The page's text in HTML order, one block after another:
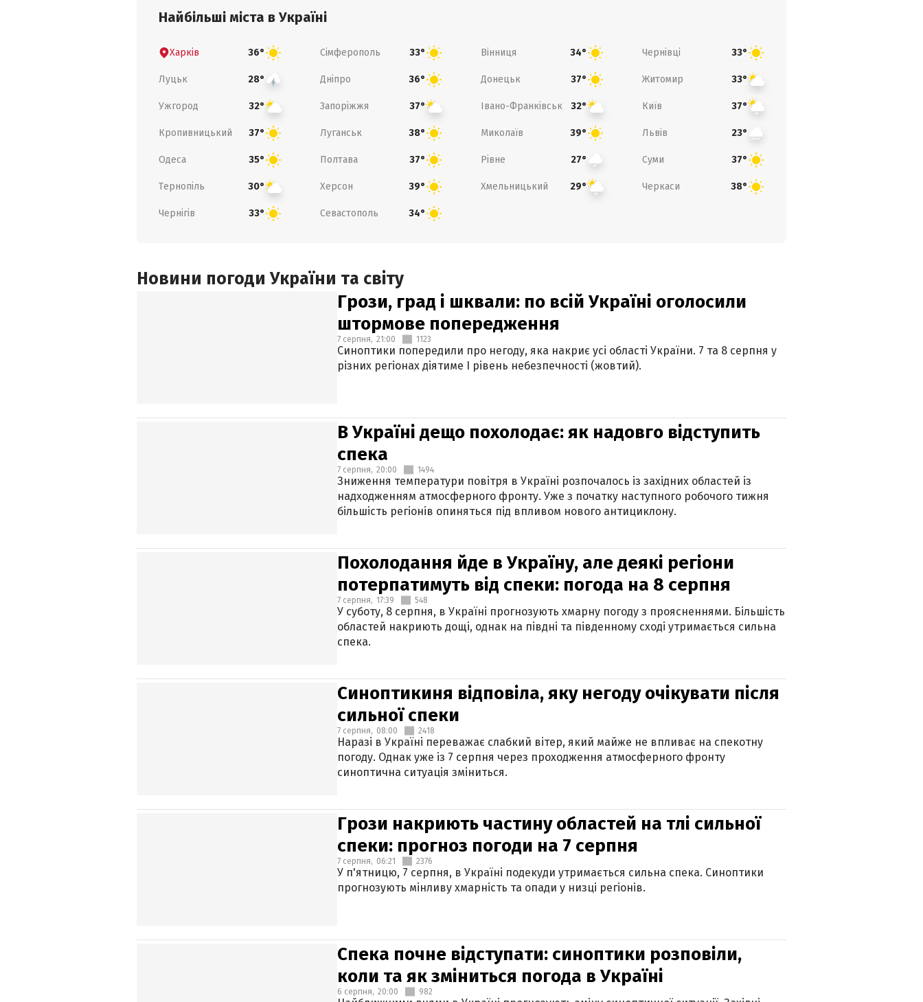
Найбільші міста в Україні
Харків 36° Сімферополь 33° Вінниця 34° Чернівці 33°
Луцьк 28° Дніпро 36° Донецьк 37° Житомир 33°
Ужгород 32° Запоріжжя 37° Івано-Франківськ 32° Київ 37°
Кропивницький 37° Луганськ 38° Миколаїв 39° Львів 23°
Одеса 35° Полтава 37° Рівне 27° Суми 37°
Тернопіль 30° Херсон 39° Хмельницький 29° Черкаси 38°
Чернігів 33° Севастополь 34°
Новини погоди України та світу
Грози, град і шквали: по всій Україні оголосили
штормове попередження
7 серпня, 21:00 1123
Синоптики попередили про негоду, яка накриє усі області України. 7 та 8 серпня у
різних регіонах діятиме І рівень небезпечності (жовтий).
В Україні дещо похолодає: як надовго відступить
спека
7 серпня, 20:00 1494
Зниження температури повітря в Україні розпочалось із західних областей із
надходженням атмосферного фронту. Уже з початку наступного робочого тижня
більшість регіонів опиняться під впливом нового антициклону.
Похолодання йде в Україну, але деякі регіони
потерпатимуть від спеки: погода на 8 серпня
7 серпня, 17:39 548
У суботу, 8 серпня, в Україні прогнозують хмарну погоду з проясненнями. Більшість
областей накриють дощі, однак на півдні та південному сході утримається сильна
спека.
Синоптикиня відповіла, яку негоду очікувати після
сильної спеки
7 серпня, 08:00 2418
Наразі в Україні переважає слабкий вітер, який майже не впливає на спекотну
погоду. Однак уже із 7 серпня через проходження атмосферного фронту
синоптична ситуація зміниться.
Грози накриють частину областей на тлі сильної
спеки: прогноз погоди на 7 серпня
7 серпня, 06:21 2376
У п'ятницю, 7 серпня, в Україні подекуди утримається сильна спека. Синоптики
прогнозують мінливу хмарність та опади у низці регіонів.
Спека почне відступати: синоптики розповіли,
коли та як зміниться погода в Україні
6 серпня, 20:00 982